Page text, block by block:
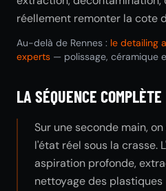
réellement remonter la cote
Au-delà de Rennes : le detailing
experts — polissage, céramique
LA SÉQUENCE COMPLÈTE
Sur une seconde main,
l'état réel sous la crasse.
aspiration profonde,
nettoyage des